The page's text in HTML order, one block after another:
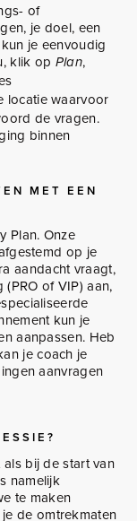
of
je doel, een
je eenvoudig
klik op Plan,
locatie waarvoor
de vragen.
binnen
MET EEN
Plan. Onze
op je
aandacht vraagt,
of VIP) aan,
kun je
aanpassen. Heb
je coach je
aanvragen
bij de start van
namelijk
te maken
de omtrekmaten